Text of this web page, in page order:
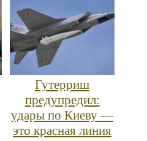
Гутерриш
предупредил:
удары по Киеву —
это красная линия